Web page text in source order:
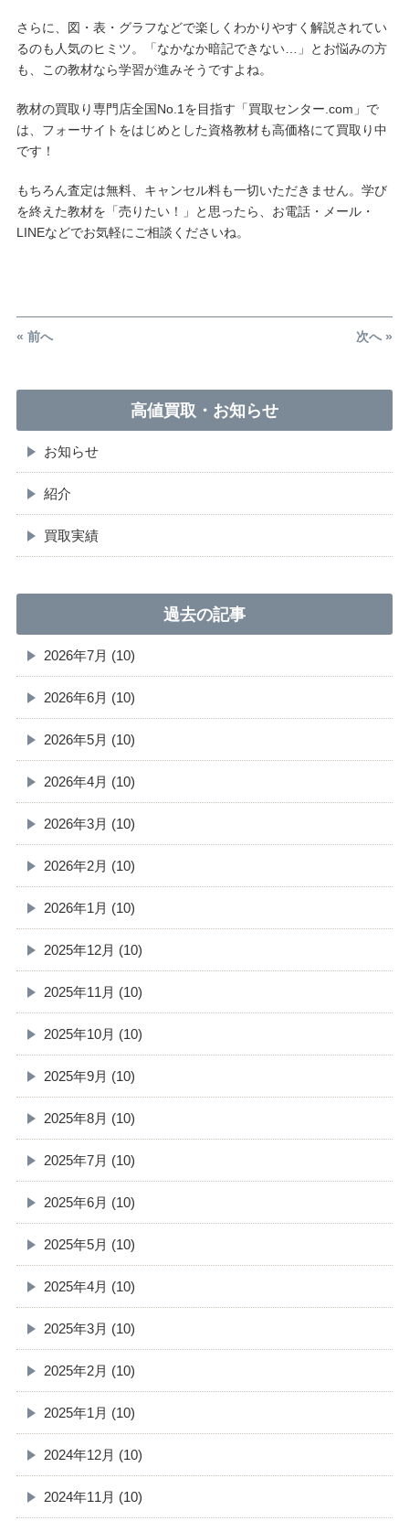
さらに、図・表・グラフなどで楽しくわかりやすく解説されてい
るのも人気のヒミツ。「なかなか暗記できない…」とお悩みの方
も、この教材なら学習が進みそうですよね。
教材の買取り専門店全国No.1を目指す「買取センター.com」で
は、フォーサイトをはじめとした資格教材も高価格にて買取り中
です！
もちろん査定は無料、キャンセル料も一切いただきません。学び
を終えた教材を「売りたい！」と思ったら、お電話・メール・
LINEなどでお気軽にご相談くださいね。
« 前へ 次へ »
高値買取・お知らせ
お知らせ
紹介
買取実績
過去の記事
2026年7月 (10)
2026年6月 (10)
2026年5月 (10)
2026年4月 (10)
2026年3月 (10)
2026年2月 (10)
2026年1月 (10)
2025年12月 (10)
2025年11月 (10)
2025年10月 (10)
2025年9月 (10)
2025年8月 (10)
2025年7月 (10)
2025年6月 (10)
2025年5月 (10)
2025年4月 (10)
2025年3月 (10)
2025年2月 (10)
2025年1月 (10)
2024年12月 (10)
2024年11月 (10)